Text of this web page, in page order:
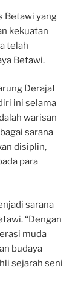
Betawi yang
kekuatan
telah
Betawi.
Derajat
ini selama
warisan
sarana
disiplin,
para
sarana
“Dengan
muda
budaya
sejarah seni